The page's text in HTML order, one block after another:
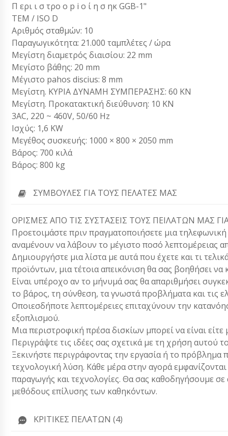
Π ερι ι σ τρο ο p i ο ί η σ ηκ GGB-1"
ΤΕΜ / ISO D
Αριθμός σταθμών: 10
Παραγωγικότητα: 21.000 ταμπλέτες / ώρα
Μεγίστη διαμετρός διαισίου: 22 mm
Μεγίστο βάθης: 20 mm
Μέγιστο pahos discius: 8 mm
Μεγίστη. ΚΥΡΙΑ ΔΥΝΑΜΗ ΣΥΜΠΕΡΑΣΗΣ: 60 KN
Μεγίστη. Προκατακτική διεύθυνση: 10 KN
3AC, 220 ~ 460V, 50/60 Hz
Ισχύς: 1,6 KW
Μεγέθος συσκευής: 1000 × 800 × 2050 mm
Βάρος: 700 κιλά
Βάρος: 800 kg
ΣΥΜΒΟΥΛΈΣ ΓΙΑ ΤΟΥΣ ΠΕΛΆΤΕΣ ΜΑΣ
ΟΡΙΣΜΕΣ ΑΠΟ ΤΙΣ ΣΥΣΤΑΣΕΙΣ ΤΟΥΣ ΠΕΙΛΑΤΩΝ ΜΑΣ
Προετοιμάστε πριν πραγματοποιήσετε μια
αναμένουν να λάβουν το μέγιστο ποσό λεπτομέρειας
Δημιουργήστε μια λίστα με αυτά που έχετε και τι
προϊόντων, μια τέτοια απεικόνιση θα σας βοηθήσει να
Είναι υπέροχο αν το μήνυμά σας θα απαριθμήσει
το βάρος, τη σύνθεση, τα γνωστά προβλήματα και τις
Οποιεσδήποτε λεπτομέρειες επιταχύνουν την
εξοπλισμού.
Μια περιστροφική πρέσα δισκίων μπορεί να είναι
Περιγράψτε τις ιδέες σας σχετικά με τη χρήση αυτού
Ξεκινήστε περιγράφοντας την εργασία ή το
τεχνολογική λύση. Κάθε μέρα στην αγορά
παραγωγής και τεχνολογίες. Θα σας καθοδηγήσουμε
μεθόδους επίλυσης των καθηκόντων.
ΚΡΙΤΙΚΈΣ ΠΕΛΑΤΏΝ (4)